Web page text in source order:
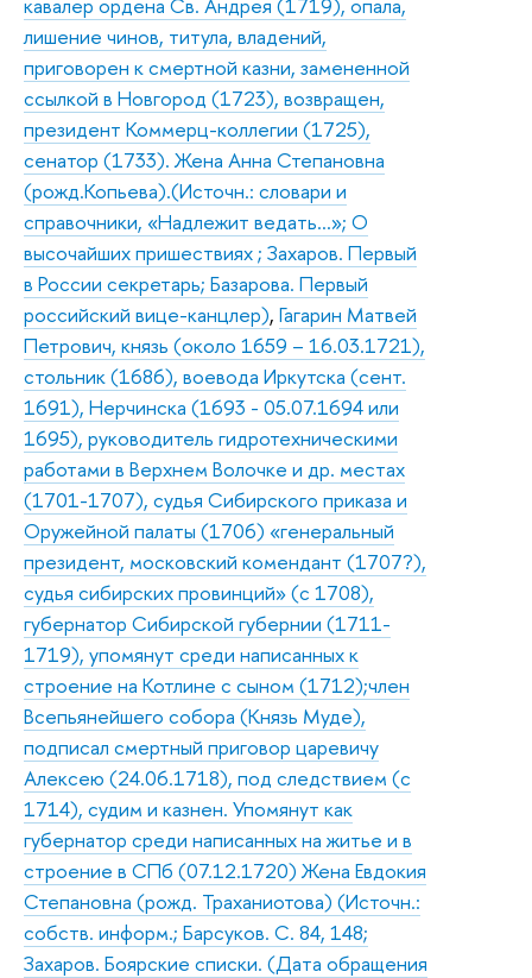
лишение чинов, титула, владений,
приговорен к смертной казни, замененной
ссылкой в Новгород (1723), возвращен,
президент Коммерц-коллегии (1725),
сенатор (1733). Жена Анна Степановна
(рожд.Копьева).(Источн.: словари и
справочники, «Надлежит ведать…»; О
высочайших пришествиях ; Захаров. Первый
в России секретарь; Базарова. Первый
российский вице-канцлер), Гагарин Матвей
Петрович, князь (около 1659 – 16.03.1721),
стольник (1686), воевода Иркутска (сент.
1691), Нерчинска (1693 - 05.07.1694 или
1695), руководитель гидротехническими
работами в Верхнем Волочке и др. местах
(1701-1707), судья Сибирского приказа и
Оружейной палаты (1706) «генеральный
президент, московский комендант (1707?),
судья сибирских провинций» (с 1708),
губернатор Сибирской губернии (1711-
1719), упомянут среди написанных к
строение на Котлине с сыном (1712);член
Всепьянейшего собора (Князь Муде),
подписал смертный приговор царевичу
Алексею (24.06.1718), под следствием (с
1714), судим и казнен. Упомянут как
губернатор среди написанных на житье и в
строение в СПб (07.12.1720) Жена Евдокия
Степановна (рожд. Траханиотова) (Источн.:
собств. информ.; Барсуков. С. 84, 148;
Захаров. Боярские списки. (Дата обращения